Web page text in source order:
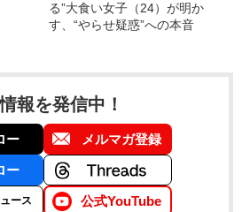
る”大食い女子（24）が明か
す、“やらせ疑惑”への本音
報を発信中！
ー メルマガ登録
ー
ース 公式YouTube